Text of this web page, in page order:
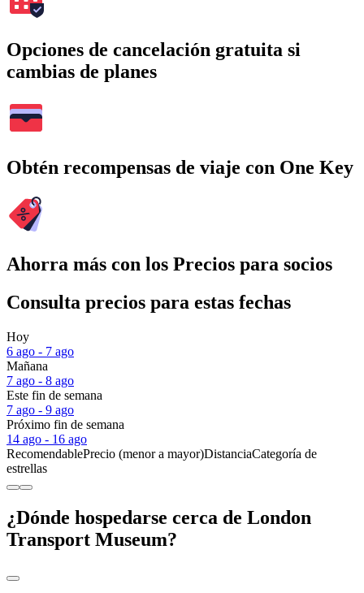
Opciones de cancelación gratuita si
cambias de planes
Obtén recompensas de viaje con One Key
Ahorra más con los Precios para socios
Consulta precios para estas fechas
Hoy
6 ago - 7 ago
Mañana
7 ago - 8 ago
Este fin de semana
7 ago - 9 ago
Próximo fin de semana
14 ago - 16 ago
RecomendablePrecio (menor a mayor)DistanciaCategoría de
estrellas
¿Dónde hospedarse cerca de London
Transport Museum?